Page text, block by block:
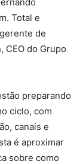
Total e
de
CEO do Grupo
preparando
ciclo, com
canais e
é aproximar
sobre como